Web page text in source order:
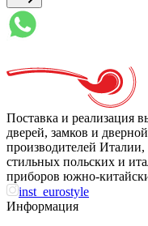
Поставка и реализация
дверей, замков и
производителей
стильных польских и
приборов южно-
inst_eurostyle
Информация